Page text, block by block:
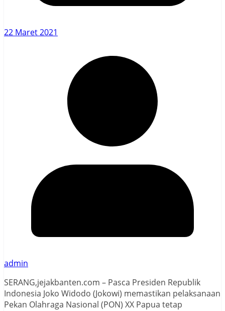
22 Maret 2021
admin
SERANG,jejakbanten.com – Pasca Presiden Republik
Indonesia Joko Widodo (Jokowi) memastikan pelaksanaan
Pekan Olahraga Nasional (PON) XX Papua tetap